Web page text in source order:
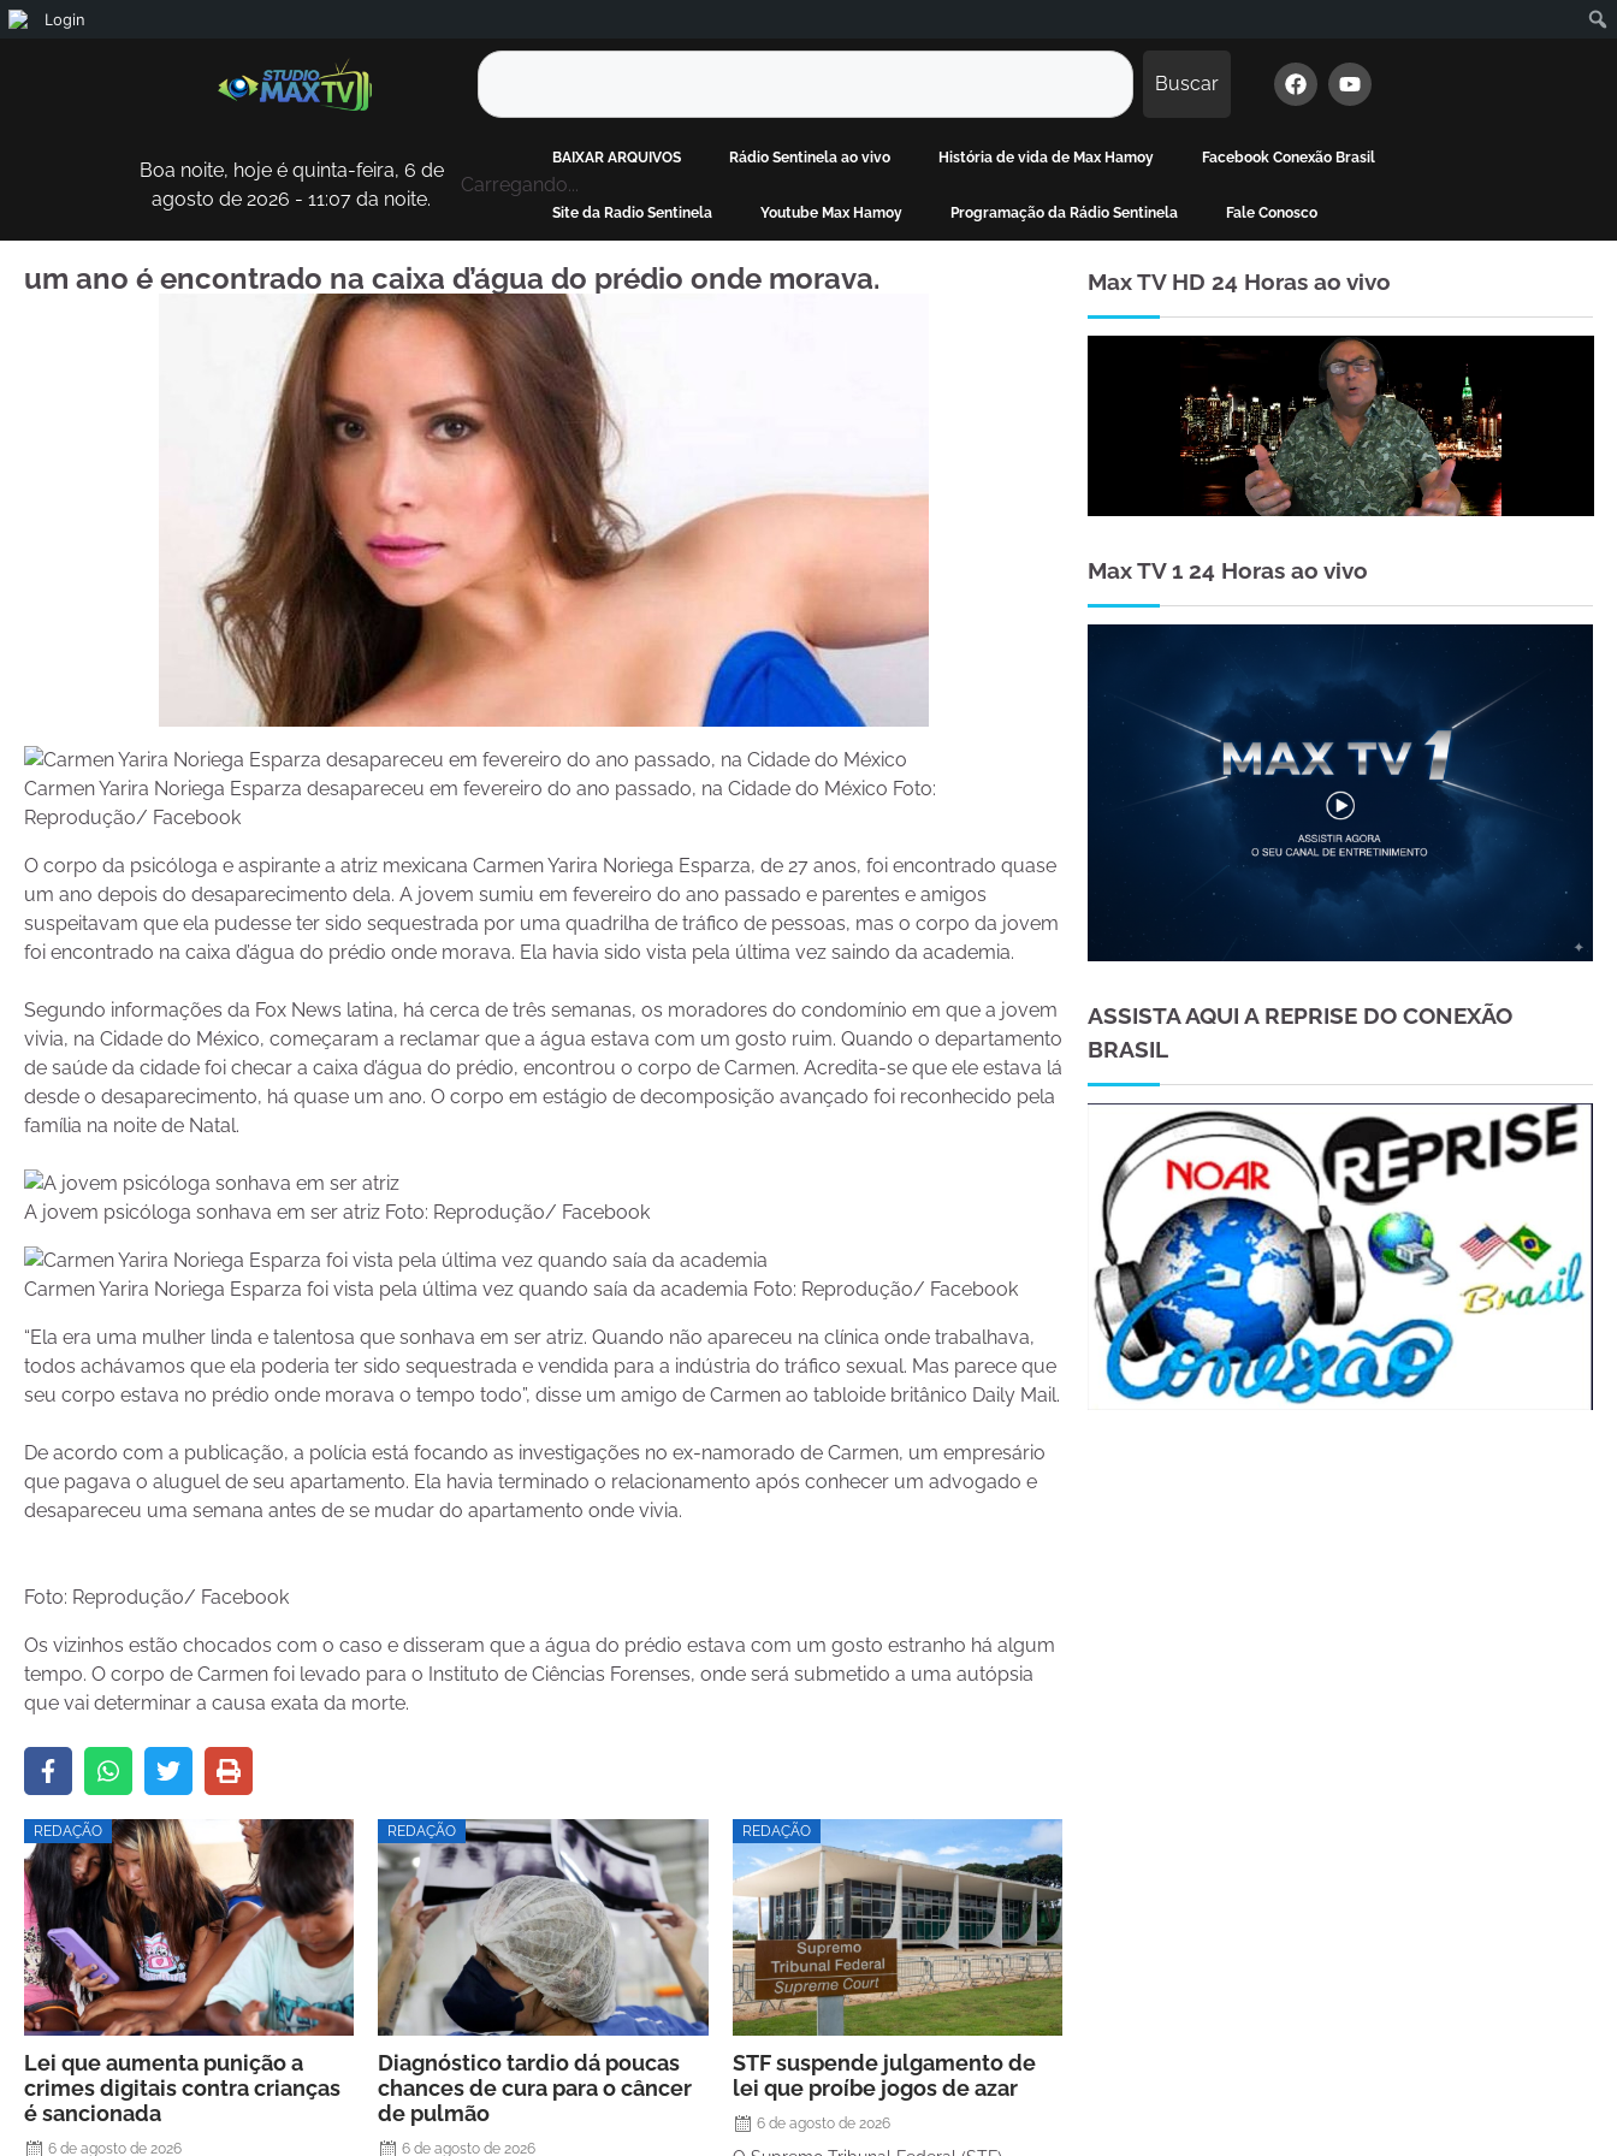
Buscar
Boa noite, hoje é quinta-feira, 6 de
agosto de 2026 - 11:07 da noite.
Carregando...
BAIXAR ARQUIVOS Rádio Sentinela ao vivo História de vida de Max Hamoy Facebook Conexão Brasil
Site da Radio Sentinela Youtube Max Hamoy Programação da Rádio Sentinela Fale Conosco
um ano é encontrado na caixa d’água do prédio onde morava.
Carmen Yarira Noriega Esparza desapareceu em fevereiro do ano passado, na Cidade do México Foto:
Reprodução/ Facebook
O corpo da psicóloga e aspirante a atriz mexicana Carmen Yarira Noriega Esparza, de 27 anos, foi encontrado quase
um ano depois do desaparecimento dela. A jovem sumiu em fevereiro do ano passado e parentes e amigos
suspeitavam que ela pudesse ter sido sequestrada por uma quadrilha de tráfico de pessoas, mas o corpo da jovem
foi encontrado na caixa d’água do prédio onde morava. Ela havia sido vista pela última vez saindo da academia.
Segundo informações da Fox News latina, há cerca de três semanas, os moradores do condomínio em que a jovem
vivia, na Cidade do México, começaram a reclamar que a água estava com um gosto ruim. Quando o departamento
de saúde da cidade foi checar a caixa d’água do prédio, encontrou o corpo de Carmen. Acredita-se que ele estava lá
desde o desaparecimento, há quase um ano. O corpo em estágio de decomposição avançado foi reconhecido pela
família na noite de Natal.
A jovem psicóloga sonhava em ser atriz Foto: Reprodução/ Facebook
Carmen Yarira Noriega Esparza foi vista pela última vez quando saía da academia Foto: Reprodução/ Facebook
“Ela era uma mulher linda e talentosa que sonhava em ser atriz. Quando não apareceu na clínica onde trabalhava,
todos achávamos que ela poderia ter sido sequestrada e vendida para a indústria do tráfico sexual. Mas parece que
seu corpo estava no prédio onde morava o tempo todo”, disse um amigo de Carmen ao tabloide britânico Daily Mail.
De acordo com a publicação, a polícia está focando as investigações no ex-namorado de Carmen, um empresário
que pagava o aluguel de seu apartamento. Ela havia terminado o relacionamento após conhecer um advogado e
desapareceu uma semana antes de se mudar do apartamento onde vivia.
Foto: Reprodução/ Facebook
Os vizinhos estão chocados com o caso e disseram que a água do prédio estava com um gosto estranho há algum
tempo. O corpo de Carmen foi levado para o Instituto de Ciências Forenses, onde será submetido a uma autópsia
que vai determinar a causa exata da morte.
REDAÇÃO
Lei que aumenta punição a
crimes digitais contra crianças
é sancionada
6 de agosto de 2026
REDAÇÃO
Diagnóstico tardio dá poucas
chances de cura para o câncer
de pulmão
6 de agosto de 2026
REDAÇÃO
STF suspende julgamento de
lei que proíbe jogos de azar
6 de agosto de 2026
Max TV HD 24 Horas ao vivo
Max TV 1 24 Horas ao vivo
ASSISTA AQUI A REPRISE DO CONEXÃO
BRASIL
Login